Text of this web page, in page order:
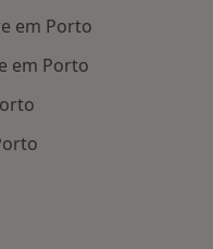
em Porto
em Porto